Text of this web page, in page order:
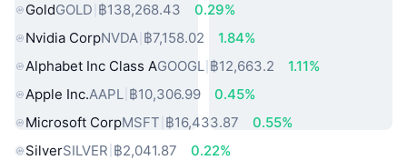
GoldGOLD ฿138,268.43
0.29%
Nvidia CorpNVDA ฿7,158.02
1.84%
Alphabet Inc Class AGOOGL ฿12,663.2
1.11%
Apple Inc.AAPL ฿10,306.99
0.45%
Microsoft CorpMSFT ฿16,433.87
0.55%
SilverSILVER ฿2,041.87
0.22%